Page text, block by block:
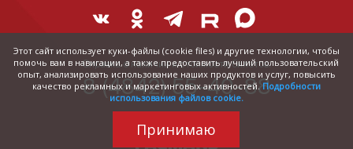
Справка о наличии и стоимости билетов:
8 (4842) 55-40-88
Этот сайт использует куки-файлы (cookie files) и другие технологии, чтобы
помочь вам в навигации, а также предоставить лучший пользовательский
опыт, анализировать использование наших продуктов и услуг, повысить
качество рекламных и маркетинговых активностей. Подробности
использования файлов cookie.
Принимаю